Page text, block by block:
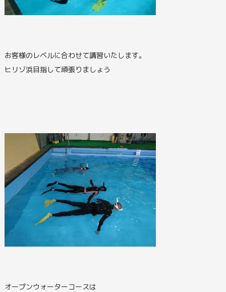
お客様のレベルに合わせて講習いたします。
ヒリゾ浜目指して頑張りましょう
オープンウォーターコースは